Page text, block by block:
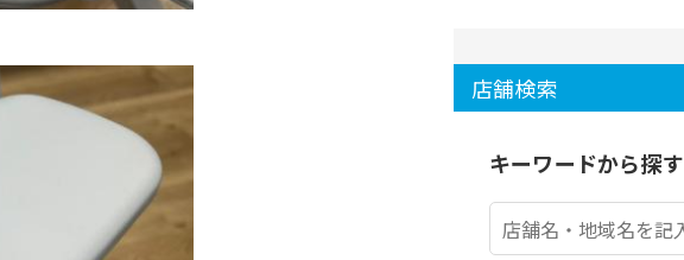
店舗検索
キーワードから探す